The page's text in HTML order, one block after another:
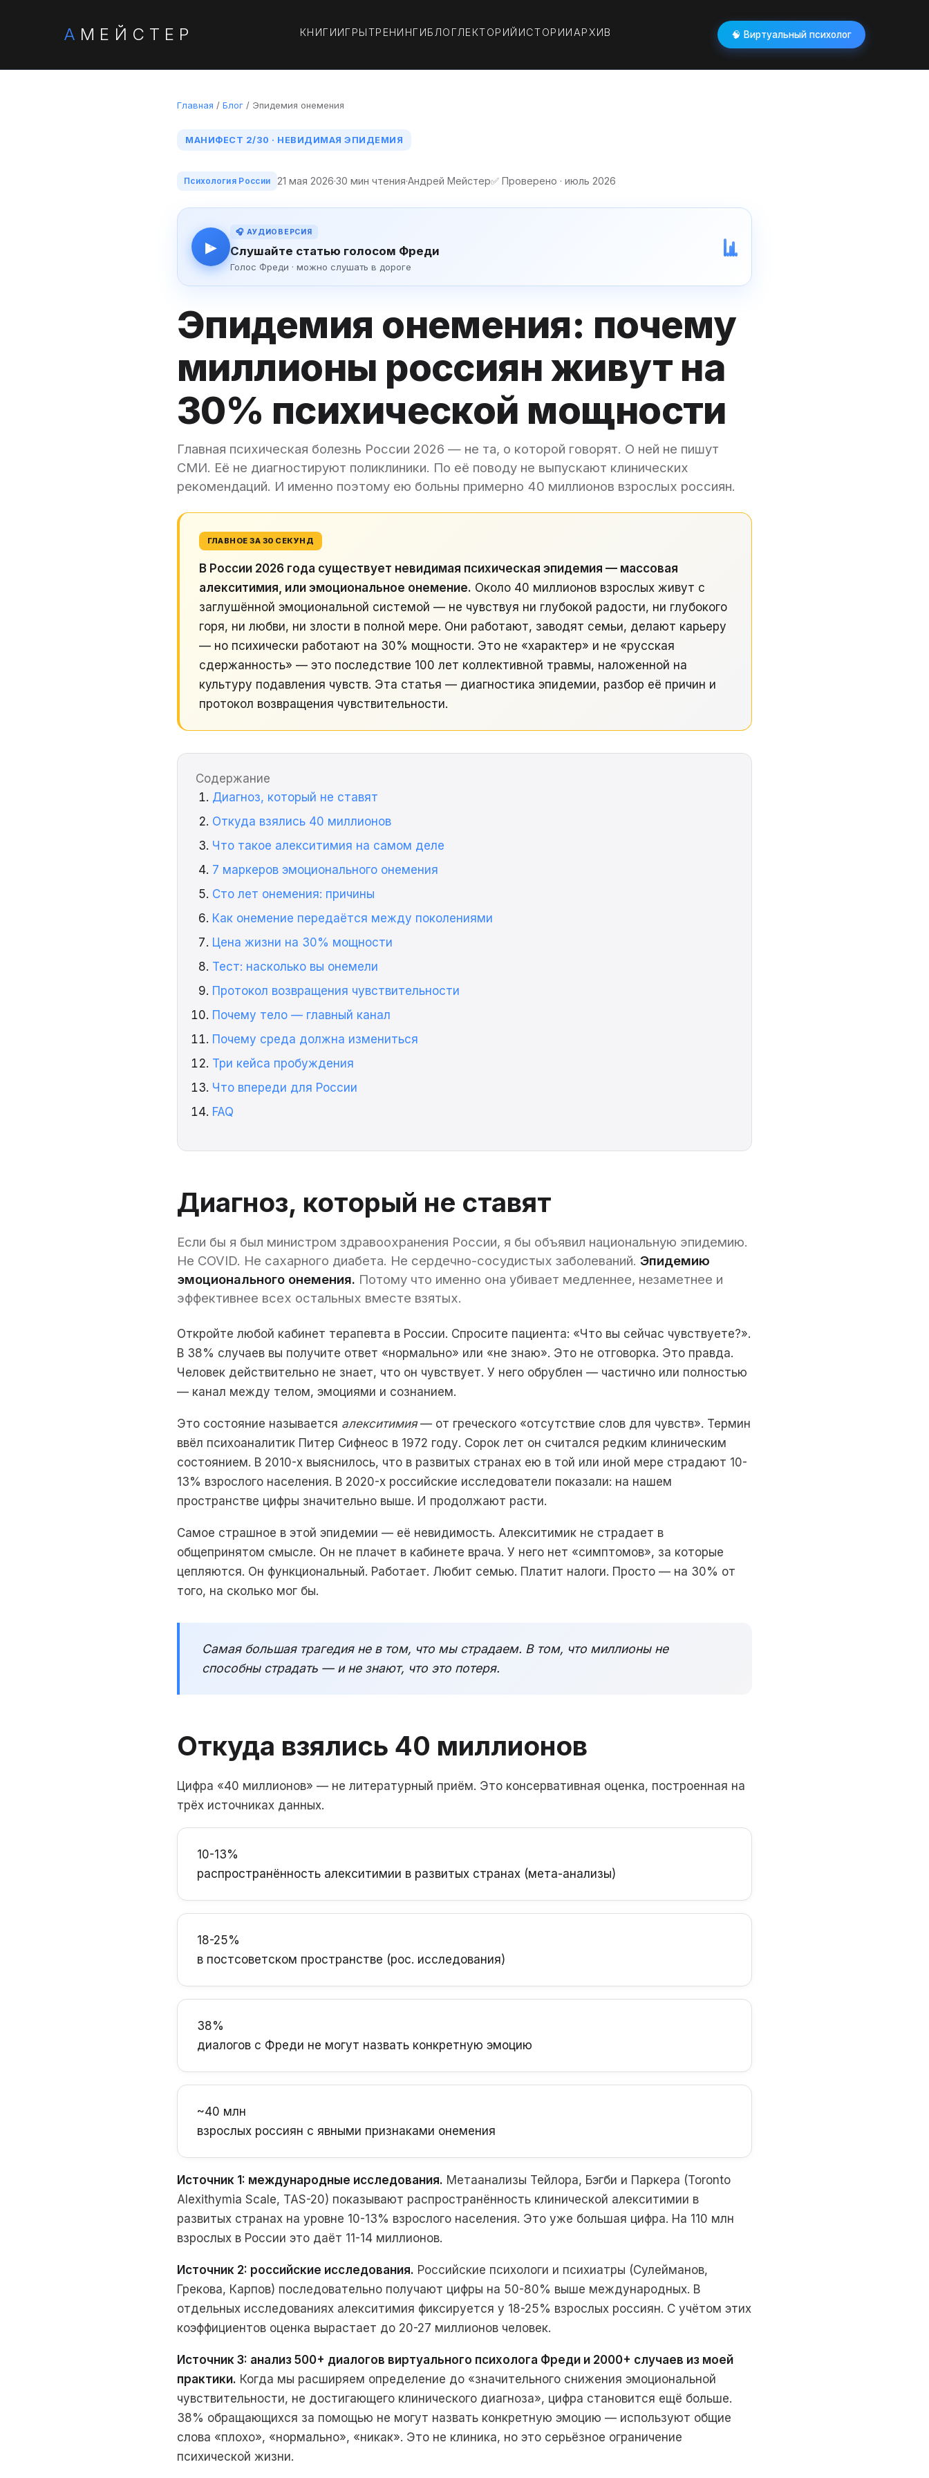
А МЕЙСТЕР КНИГИИГРЫТРЕНИНГИБЛОГЛЕКТОРИЙ ИСТОРИИ АРХИВ 🧠 Виртуальный психолог
Главная / Блог / Эпидемия онемения
МАНИФЕСТ 2/30 · НЕВИДИМАЯ ЭПИДЕМИЯ
Психология России 21 мая 2026·30 мин чтения·Андрей Мейстер✅ Проверено · июль 2026
▶
🎧 АУДИОВЕРСИЯ
Слушайте статью голосом Фреди
Голос Фреди · можно слушать в дороге
Эпидемия онемения: почему
миллионы россиян живут на
30% психической мощности
Главная психическая болезнь России 2026 — не та, о которой говорят. О ней не пишут
СМИ. Её не диагностируют поликлиники. По её поводу не выпускают клинических
рекомендаций. И именно поэтому ею больны примерно 40 миллионов взрослых россиян.
ГЛАВНОЕ ЗА 30 СЕКУНД
В России 2026 года существует невидимая психическая эпидемия — массовая
алекситимия, или эмоциональное онемение. Около 40 миллионов взрослых живут с
заглушённой эмоциональной системой — не чувствуя ни глубокой радости, ни глубокого
горя, ни любви, ни злости в полной мере. Они работают, заводят семьи, делают карьеру
— но психически работают на 30% мощности. Это не «характер» и не «русская
сдержанность» — это последствие 100 лет коллективной травмы, наложенной на
культуру подавления чувств. Эта статья — диагностика эпидемии, разбор её причин и
протокол возвращения чувствительности.
Содержание
Диагноз, который не ставят
Откуда взялись 40 миллионов
Что такое алекситимия на самом деле
7 маркеров эмоционального онемения
Сто лет онемения: причины
Как онемение передаётся между поколениями
Цена жизни на 30% мощности
Тест: насколько вы онемели
Протокол возвращения чувствительности
Почему тело — главный канал
Почему среда должна измениться
Три кейса пробуждения
Что впереди для России
FAQ
Диагноз, который не ставят
Если бы я был министром здравоохранения России, я бы объявил национальную эпидемию.
Не COVID. Не сахарного диабета. Не сердечно-сосудистых заболеваний. Эпидемию
эмоционального онемения. Потому что именно она убивает медленнее, незаметнее и
эффективнее всех остальных вместе взятых.
Откройте любой кабинет терапевта в России. Спросите пациента: «Что вы сейчас чувствуете?».
В 38% случаев вы получите ответ «нормально» или «не знаю». Это не отговорка. Это правда.
Человек действительно не знает, что он чувствует. У него обрублен — частично или полностью
— канал между телом, эмоциями и сознанием.
Это состояние называется алекситимия— от греческого «отсутствие слов для чувств». Термин
ввёл психоаналитик Питер Сифнеос в 1972 году. Сорок лет он считался редким клиническим
состоянием. В 2010-х выяснилось, что в развитых странах ею в той или иной мере страдают 10-
13% взрослого населения. В 2020-х российские исследователи показали: на нашем
пространстве цифры значительно выше. И продолжают расти.
Самое страшное в этой эпидемии — её невидимость. Алекситимик не страдает в
общепринятом смысле. Он не плачет в кабинете врача. У него нет «симптомов», за которые
цепляются. Он функциональный. Работает. Любит семью. Платит налоги. Просто — на 30% от
того, на сколько мог бы.
Самая большая трагедия не в том, что мы страдаем. В том, что миллионы не
способны страдать — и не знают, что это потеря.
Откуда взялись 40 миллионов
Цифра «40 миллионов» — не литературный приём. Это консервативная оценка, построенная на
трёх источниках данных.
10-13%
распространённость алекситимии в развитых странах (мета-анализы)
18-25%
в постсоветском пространстве (рос. исследования)
38%
диалогов с Фреди не могут назвать конкретную эмоцию
~40 млн
взрослых россиян с явными признаками онемения
Источник 1: международные исследования. Метаанализы Тейлора, Бэгби и Паркера (Toronto
Alexithymia Scale, TAS-20) показывают распространённость клинической алекситимии в
развитых странах на уровне 10-13% взрослого населения. Это уже большая цифра. На 110 млн
взрослых в России это даёт 11-14 миллионов.
Источник 2: российские исследования. Российские психологи и психиатры (Сулейманов,
Грекова, Карпов) последовательно получают цифры на 50-80% выше международных. В
отдельных исследованиях алекситимия фиксируется у 18-25% взрослых россиян. С учётом этих
коэффициентов оценка вырастает до 20-27 миллионов человек.
Источник 3: анализ 500+ диалогов виртуального психолога Фреди и 2000+ случаев из моей
практики. Когда мы расширяем определение до «значительного снижения эмоциональной
чувствительности, не достигающего клинического диагноза», цифра становится ещё больше.
38% обращающихся за помощью не могут назвать конкретную эмоцию — используют общие
слова «плохо», «нормально», «никак». Это не клиника, но это серьёзное ограничение
психической жизни.